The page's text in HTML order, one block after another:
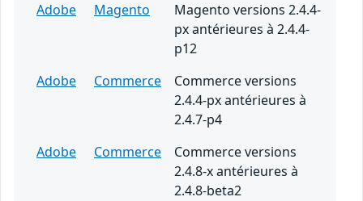
Adobe
Magento
Magento versions 2.4.4-
px antérieures à 2.4.4-
p12
Adobe
Commerce
Commerce versions
2.4.4-px antérieures à
2.4.7-p4
Adobe
Commerce
Commerce versions
2.4.8-x antérieures à
2.4.8-beta2